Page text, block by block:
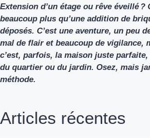
Extension d’un étage ou rêve éveillé ?
beaucoup plus qu’une addition de
déposés. C’est une aventure, un peu
mal de flair et beaucoup de vigilance,
c’est, parfois, la maison juste
du quartier ou du jardin. Osez, mais
méthode.
Articles récentes